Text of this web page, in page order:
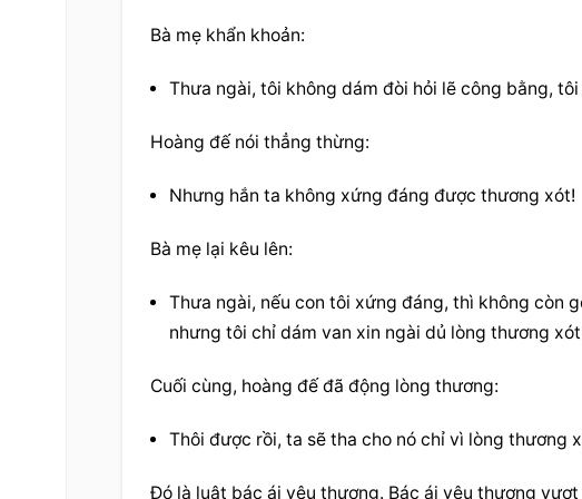
Bà mẹ khẩn khoản:
Thưa ngài, tôi không dám đòi hỏi lẽ công bằng,
Hoàng đế nói thẳng thừng:
Nhưng hắn ta không xứng đáng được thương xót!
Bà mẹ lại kêu lên:
Thưa ngài, nếu con tôi xứng đáng, thì không còn
nhưng tôi chỉ dám van xin ngài dủ lòng thương xót
Cuối cùng, hoàng đế đã động lòng thương:
Thôi được rồi, ta sẽ tha cho nó chỉ vì lòng thương
Đó là luật bác ái yêu thương. Bác ái yêu thương